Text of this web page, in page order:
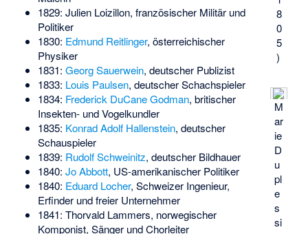
8
0
5
)
M
ar
ie
D
u
pl
e
s
si
1829: Julien Loizillon, französischer Militär und
Politiker
1830: Edmund Reitlinger, österreichischer
Physiker
1831: Georg Sauerwein, deutscher Publizist
1833: Louis Paulsen, deutscher Schachspieler
1834: Frederick DuCane Godman, britischer
Insekten- und Vogelkundler
1835: Konrad Adolf Hallenstein, deutscher
Schauspieler
1839: Rudolf Schweinitz, deutscher Bildhauer
1840: Jo Abbott, US-amerikanischer Politiker
1840: Eduard Locher, Schweizer Ingenieur,
Erfinder und freier Unternehmer
1841: Thorvald Lammers, norwegischer
Komponist, Sänger und Chorleiter